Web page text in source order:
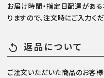
お届け時間・指定日配達があ
りますので、注文時にご入力くだ
replay 返品について
ご注文いただいた商品のお客様